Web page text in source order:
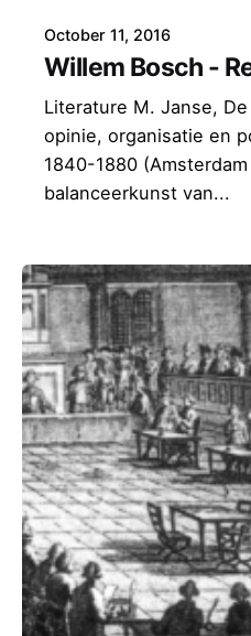
October 11, 2016
Willem Bosch -
Literature M. Janse,
opinie, organisatie en
1840-1880
balanceerkunst van...